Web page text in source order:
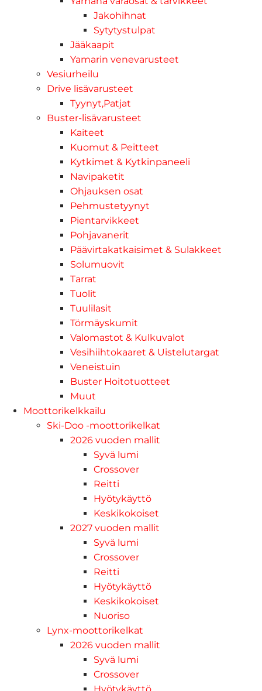
Jakohihnat
Sytytystulpat
Jääkaapit
Yamarin venevarusteet
Vesiurheilu
Drive lisävarusteet
Tyynyt,Patjat
Buster-lisävarusteet
Kaiteet
Kuomut & Peitteet
Kytkimet & Kytkinpaneeli
Navipaketit
Ohjauksen osat
Pehmustetyynyt
Pientarvikkeet
Pohjavanerit
Päävirtakatkaisimet & Sulakkeet
Solumuovit
Tarrat
Tuolit
Tuulilasit
Törmäyskumit
Valomastot & Kulkuvalot
Vesihiihtokaaret & Uistelutargat
Veneistuin
Buster Hoitotuotteet
Muut
Moottorikelkkailu
Ski-Doo -moottorikelkat
2026 vuoden mallit
Syvä lumi
Crossover
Reitti
Hyötykäyttö
Keskikokoiset
2027 vuoden mallit
Syvä lumi
Crossover
Reitti
Hyötykäyttö
Keskikokoiset
Nuoriso
Lynx-moottorikelkat
2026 vuoden mallit
Syvä lumi
Crossover